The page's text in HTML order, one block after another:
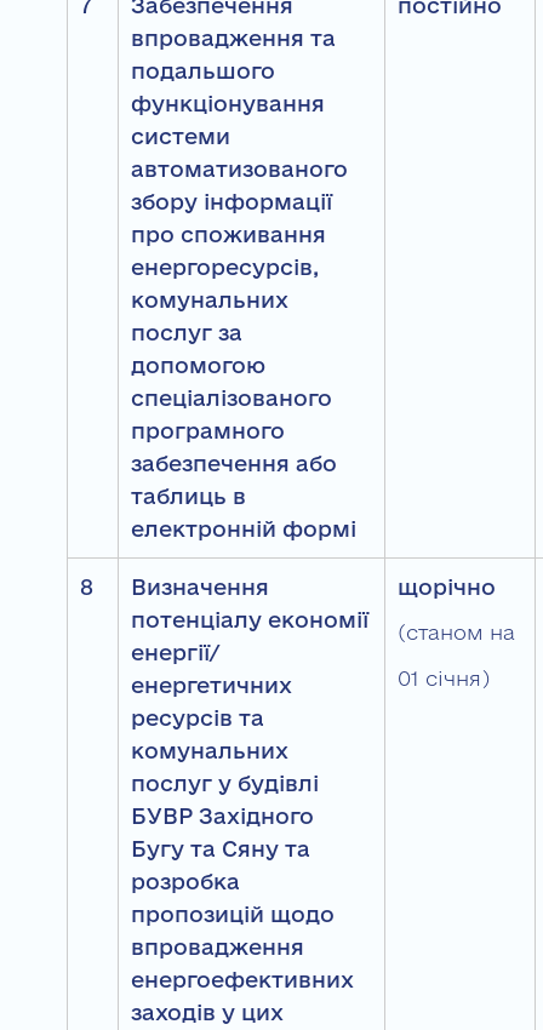
впровадження та
подальшого
функціонування
системи
автоматизованого
збору інформації
про споживання
енергоресурсів,
комунальних
послуг за
допомогою
спеціалізованого
програмного
забезпечення або
таблиць в
електронній формі
8
Визначення
потенціалу економії
енергії/
енергетичних
ресурсів та
комунальних
послуг у будівлі
БУВР Західного
Бугу та Сяну та
розробка
пропозицій щодо
впровадження
енергоефективних
заходів у цих
щорічно
(станом на
01 січня)